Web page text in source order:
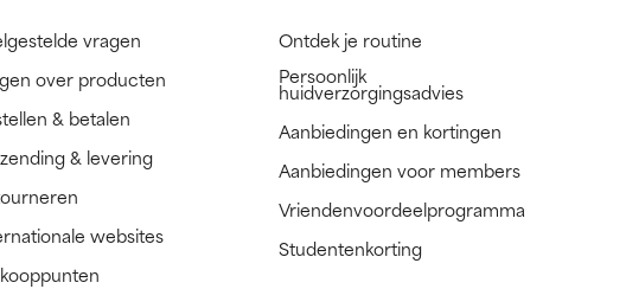
vragen
over producten
& betalen
& levering
websites
Ontdek je routine
Persoonlijk
huidverzorgingsadvies
Aanbiedingen en kortingen
Aanbiedingen voor members
Vriendenvoordeelprogramma
Studentenkorting